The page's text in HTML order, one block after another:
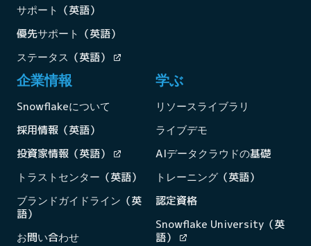
サポート（英語）
優先サポート（英語）
ステータス（英語）
企業情報
Snowflakeについて
採用情報（英語）
投資家情報（英語）
トラストセンター（英語）
ブランドガイドライン（英
語）
お問い合わせ
学ぶ
リソースライブラリ
ライブデモ
AIデータクラウドの基礎
トレーニング（英語）
認定資格
Snowflake University（英
語）